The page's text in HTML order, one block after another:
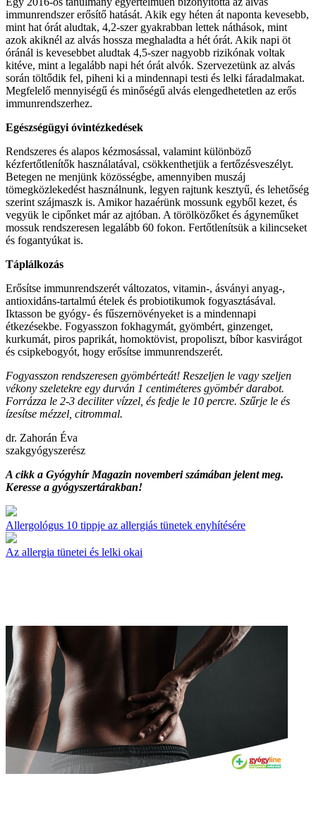
immunrendszer erősítő hatását. Akik egy héten át naponta kevesebb,
mint hat órát aludtak, 4,2-szer gyakrabban lettek náthások, mint
azok akiknél az alvás hossza meghaladta a hét órát. Akik napi öt
óránál is kevesebbet aludtak 4,5-szer nagyobb rizikónak voltak
kitéve, mint a legalább napi hét órát alvók. Szervezetünk az alvás
során töltődik fel, piheni ki a mindennapi testi és lelki fáradalmakat.
Megfelelő mennyiségű és minőségű alvás elengedhetetlen az erős
immunrendszerhez.
Egészségügyi óvintézkedések
Rendszeres és alapos kézmosással, valamint különböző
kézfertőtlenítők használatával, csökkenthetjük a fertőzésveszélyt.
Betegen ne menjünk közösségbe, amennyiben muszáj
tömegközlekedést használnunk, legyen rajtunk kesztyű, és lehetőség
szerint szájmaszk is. Amikor hazaérünk mossunk egyből kezet, és
vegyük le cipőnket már az ajtóban. A törölközőket és ágyneműket
mossuk rendszeresen legalább 60 fokon. Fertőtlenítsük a kilincseket
és fogantyúkat is.
Táplálkozás
Erősítse immunrendszerét változatos, vitamin-, ásványi anyag-,
antioxidáns-tartalmú ételek és probiotikumok fogyasztásával.
Iktasson be gyógy- és fűszernövényeket is a mindennapi
étkezésekbe. Fogyasszon fokhagymát, gyömbért, ginzenget,
kurkumát, piros paprikát, homoktövist, propoliszt, bíbor kasvirágot
és csipkebogyót, hogy erősítse immunrendszerét.
Fogyasszon rendszeresen gyömbérteát! Reszeljen le vagy szeljen
vékony szeletekre egy durván 1 centiméteres gyömbér darabot.
Forrázza le 2-3 deciliter vízzel, és fedje le 10 percre. Szűrje le és
ízesítse mézzel, citrommal.
dr. Zahorán Éva
szakgyógyszerész
A cikk a Gyógyhír Magazin novemberi számában jelent meg.
Keresse a gyógyszertárakban!
Allergológus 10 tippje az allergiás tünetek enyhítésére
Az allergia tünetei és lelki okai